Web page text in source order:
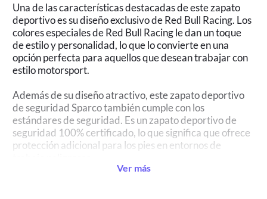
Una de las características destacadas de este zapato
deportivo es su diseño exclusivo de Red Bull Racing. Los
colores especiales de Red Bull Racing le dan un toque
de estilo y personalidad, lo que lo convierte en una
opción perfecta para aquellos que desean trabajar con
estilo motorsport.
Además de su diseño atractivo, este zapato deportivo
de seguridad Sparco también cumple con los
estándares de seguridad. Es un zapato deportivo de
seguridad 100% certificado, lo que significa que ofrece
protección adicional para los pies en entornos de
Ver más